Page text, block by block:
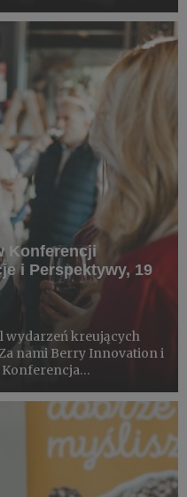
próbie
Konferencji
i Perspektywy, 19
wydarzeń kreujących
nami Berry Innovation i
Konferencja
Legii w